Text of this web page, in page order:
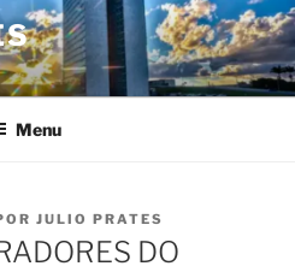
Menu
JULIO PRATES
DO